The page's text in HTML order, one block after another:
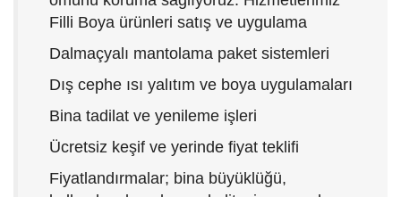
Filli Boya ürünleri satış ve uygulama
Dalmaçyalı mantolama paket sistemleri
Dış cephe ısı yalıtım ve boya uygulamaları
Bina tadilat ve yenileme işleri
Ücretsiz keşif ve yerinde fiyat teklifi
Fiyatlandırmalar; bina büyüklüğü,